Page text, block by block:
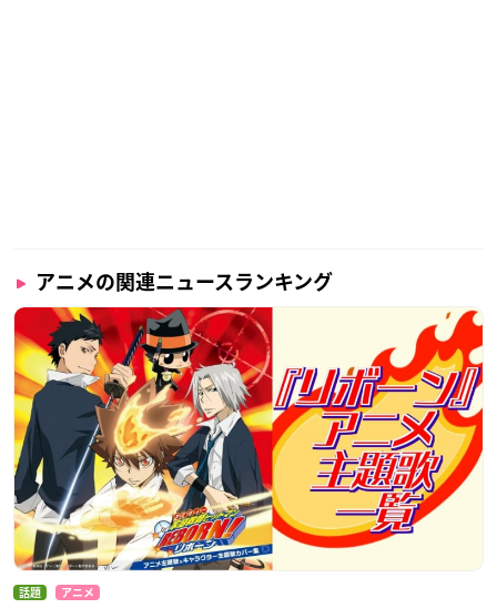
アニメの関連ニュースランキング
話題 アニメ